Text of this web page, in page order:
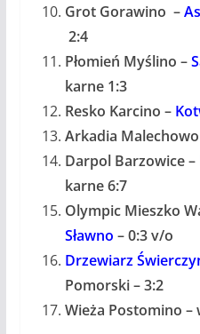
Grot Gorawino –
2:4
Płomień Myślino –
karne 1:3
Resko Karcino –
Arkadia
Darpol Barzowice –
karne 6:7
Olympic Mieszko
Sławno – 0:3 v/o
Drzewiarz
Pomorski – 3:2
Wieża Postomino –